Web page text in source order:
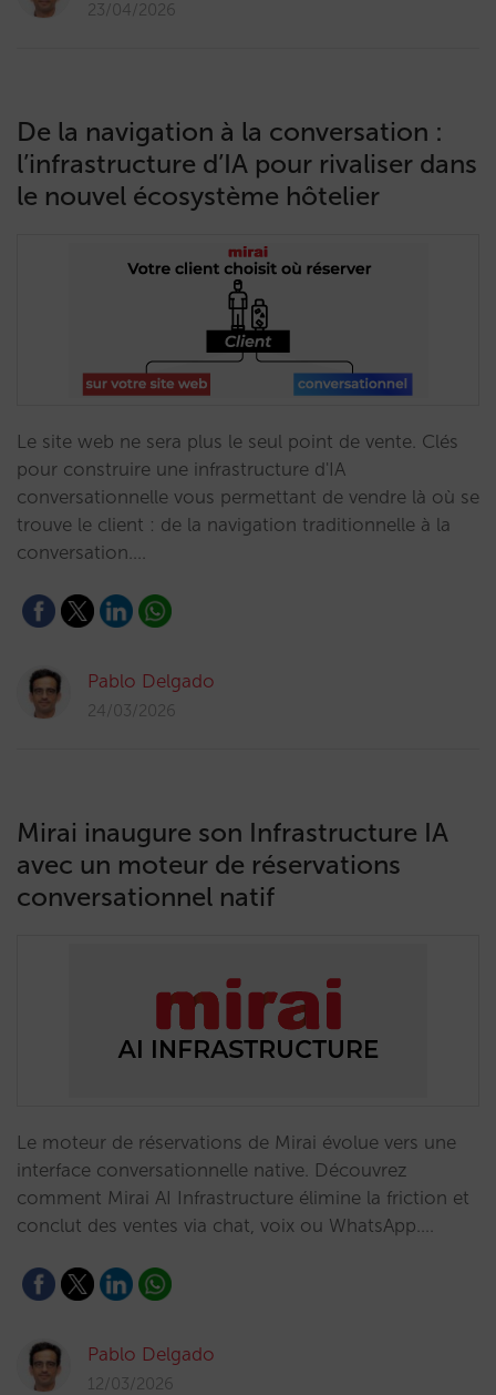
23/04/2026
De la navigation à la conversation :
l’infrastructure d’IA pour rivaliser dans
le nouvel écosystème hôtelier
Le site web ne sera plus le seul point de vente. Clés
pour construire une infrastructure d'IA
conversationnelle vous permettant de vendre là où se
trouve le client : de la navigation traditionnelle à la
conversation.…
Pablo Delgado
24/03/2026
Mirai inaugure son Infrastructure IA
avec un moteur de réservations
conversationnel natif
Le moteur de réservations de Mirai évolue vers une
interface conversationnelle native. Découvrez
comment Mirai AI Infrastructure élimine la friction et
conclut des ventes via chat, voix ou WhatsApp.…
Pablo Delgado
12/03/2026